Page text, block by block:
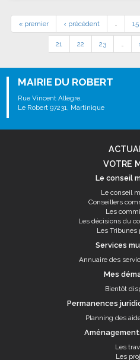
« premier ‹ précédent … 15
21 22 23 …
MAIRIE DU ROBERT
Rue Vincent Allègre,
Le Robert 97231, Martinique
VOTRE
Le conseil
Le conseil
Conseillers
Les
Les décisions du
Les Tribunes
Services
Annuaire des
Mes
Bientôt
Permanences
Planning des
Les
Les